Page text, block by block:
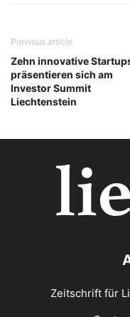
Previous article
Zehn innovative
präsentieren sich am
Investor Summit
Liechtenstein
Zeitschrift für